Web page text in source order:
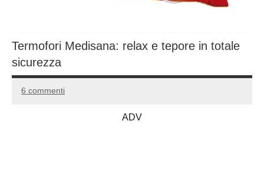
Termofori Medisana: relax e tepore in totale
sicurezza
25
Andrea
6 commenti
ADV